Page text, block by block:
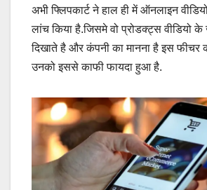
अभी फ्लिपकार्ट ने हाल ही में ऑनलाइन
लांच किया है.जिसमे वो प्रोडक्ट्स वीडियो
दिखाते है और कंपनी का मानना है इस फीचर
उनको इससे काफी फायदा हुआ है.